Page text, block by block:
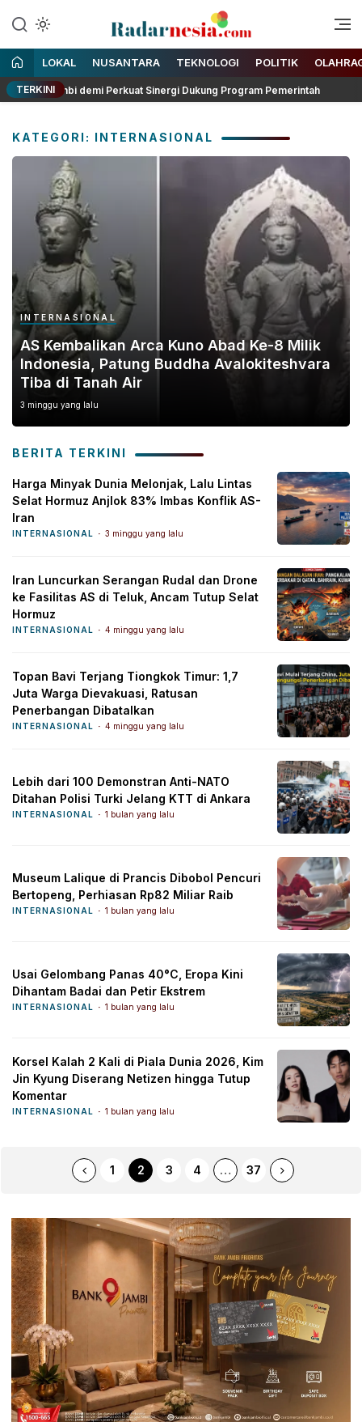
Radarnesia
Enak Dibaca
LOKAL NUSANTARA TEKNOLOGI POLITIK
TERKINI
Jambi demi Perkuat Sinergi Dukung Program Pemerintah
KATEGORI: INTERNASIONAL
INTERNASIONAL
AS Kembalikan Arca Kuno Abad Ke-8 Milik
Indonesia, Patung Buddha Avalokiteshvara
Tiba di Tanah Air
3 minggu yang lalu
BERITA TERKINI
Harga Minyak Dunia Melonjak, Lalu Lintas
Selat Hormuz Anjlok 83% Imbas Konflik AS-
Iran
INTERNASIONAL 3 minggu yang lalu
Iran Luncurkan Serangan Rudal dan Drone
ke Fasilitas AS di Teluk, Ancam Tutup Selat
Hormuz
INTERNASIONAL 4 minggu yang lalu
Topan Bavi Terjang Tiongkok Timur: 1,7
Juta Warga Dievakuasi, Ratusan
Penerbangan Dibatalkan
INTERNASIONAL 4 minggu yang lalu
Lebih dari 100 Demonstran Anti-NATO
Ditahan Polisi Turki Jelang KTT di Ankara
INTERNASIONAL 1 bulan yang lalu
Museum Lalique di Prancis Dibobol Pencuri
Bertopeng, Perhiasan Rp82 Miliar Raib
INTERNASIONAL 1 bulan yang lalu
Usai Gelombang Panas 40°C, Eropa Kini
Dihantam Badai dan Petir Ekstrem
INTERNASIONAL 1 bulan yang lalu
Korsel Kalah 2 Kali di Piala Dunia 2026, Kim
Jin Kyung Diserang Netizen hingga Tutup
Komentar
INTERNASIONAL 1 bulan yang lalu
1 2 3 4 … 37